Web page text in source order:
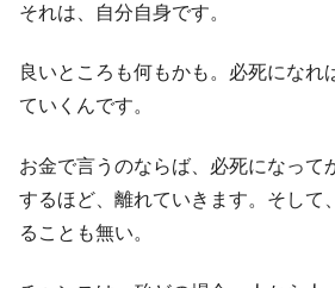
それは、自分自身です。
良いところも何もかも。必死になれ
ていくんです。
お金で言うのならば、必死になって
するほど、離れていきます。そして
ることも無い。